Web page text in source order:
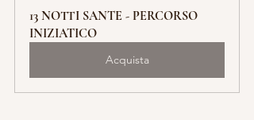
13 NOTTI SANTE - PERCORSO
INIZIATICO
Acquista